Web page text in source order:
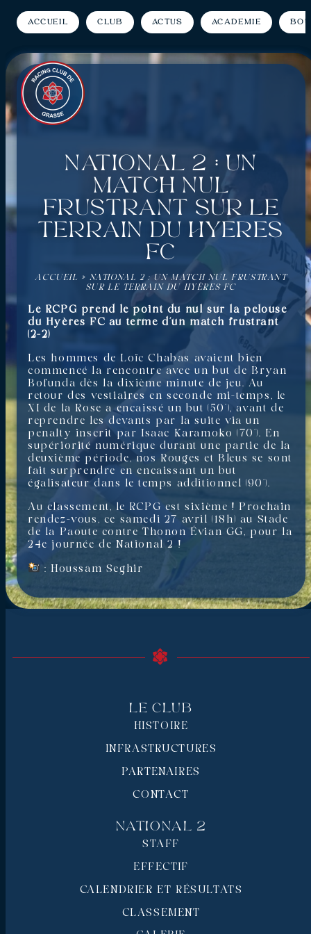
Accueil Club Actus Académie
National 2 : Un
match nul
frustrant sur le
terrain du Hyères
FC
ACCUEIL » NATIONAL 2 : UN MATCH NUL FRUSTRANT
SUR LE TERRAIN DU HYÈRES FC
Le RCPG prend le point du nul sur la pelouse
du Hyères FC au terme d’un match frustrant
(2-2)
Les hommes de Loïc Chabas avaient bien
commencé la rencontre avec un but de Bryan
Bofunda dès la dixième minute de jeu. Au
retour des vestiaires en seconde mi-temps, le
XI de la Rose a encaissé un but (50’), avant de
reprendre les devants par la suite via un
penalty inscrit par Isaac Karamoko (70’). En
supériorité numérique durant une partie de la
deuxième période, nos Rouges et Bleus se sont
fait surprendre en encaissant un but
égalisateur dans le temps additionnel (90’).
Au classement, le RCPG est sixième ! Prochain
rendez-vous, ce samedi 27 avril (18h) au Stade
de la Paoute contre Thonon Évian GG, pour la
24e journée de National 2 !
: Houssam Seghir
Le Club
HISTOIRE
INFRASTRUCTURES
PARTENAIRES
CONTACT
National 2
STAFF
EFFECTIF
CALENDRIER ET RÉSULTATS
CLASSEMENT